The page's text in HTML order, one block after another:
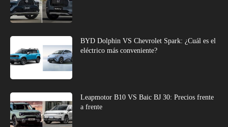
BYD Dolphin VS Chevrolet Spark: ¿Cuál es el
eléctrico más conveniente?
Leapmotor B10 VS Baic BJ 30: Precios frente
a frente